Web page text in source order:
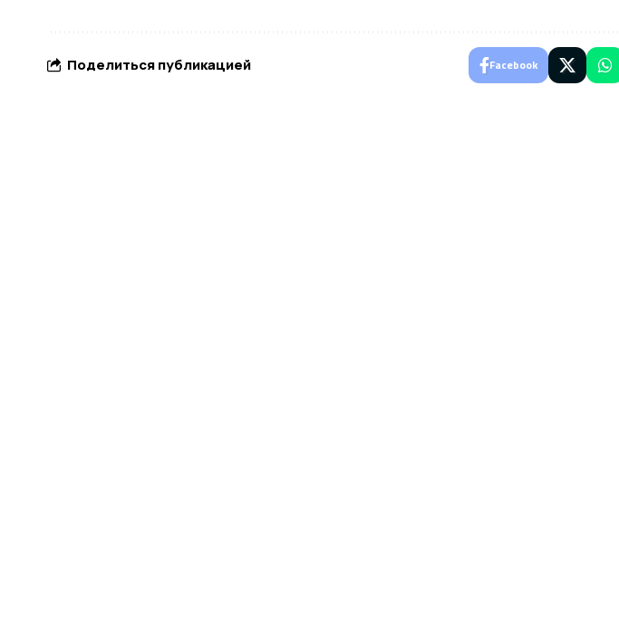
Поделиться публикацией Facebook